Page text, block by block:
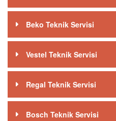
Beko Teknik Servisi
Vestel Teknik Servisi
Regal Teknik Servisi
Bosch Teknik Servisi